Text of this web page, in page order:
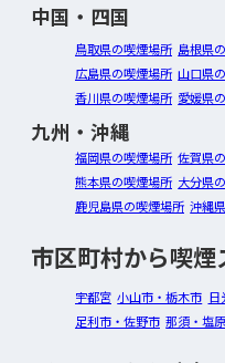
中国・四国
鳥取県の喫煙場所 島根県
広島県の喫煙場所 山口県
香川県の喫煙場所 愛媛県
九州・沖縄
福岡県の喫煙場所 佐賀県
熊本県の喫煙場所 大分県
鹿児島県の喫煙場所 沖縄
市区町村から喫
宇都宮 小山市・栃木市 日
足利市・佐野市 那須・塩原